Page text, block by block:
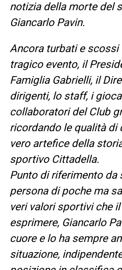
notizia della morte del
Giancarlo Pavin.
Ancora turbati e scossi
tragico evento, il
Famiglia Gabrielli, il
dirigenti, lo staff, i
collaboratori del Club
ricordando le qualità di
vero artefice della
sportivo Cittadella.
Punto di riferimento da
persona di poche ma
veri valori sportivi che
esprimere, Giancarlo
cuore e lo ha sempre
situazione,